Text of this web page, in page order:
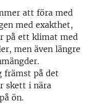
att föra med
med exakthet,
på ett klimat med
men även längre
främst på det
skett i nära
ön.